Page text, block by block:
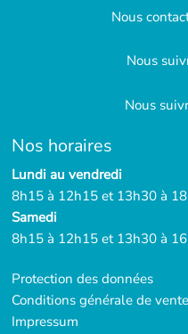
Nous
Nous
Nous
Nos horaires
Lundi au vendredi
8h15 à 12h15 et 13h30 à
Samedi
8h15 à 12h15 et 13h30 à
Protection des données
Conditions générale de vente
Impressum